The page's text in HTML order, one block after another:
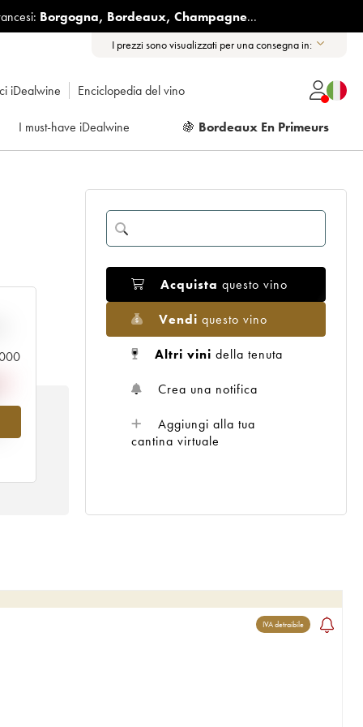
Borgogna, Bordeaux, Champagne...
I prezzi sono visualizzati per una consegna in:
iDealwine Enciclopedia del vino
I must-have iDealwine 🍇 Bordeaux En Primeurs
Acquista questo vino
Vendi questo vino
Altri vini della tenuta
Crea una notifica
Aggiungi alla tua
cantina virtuale
IVA detraibile